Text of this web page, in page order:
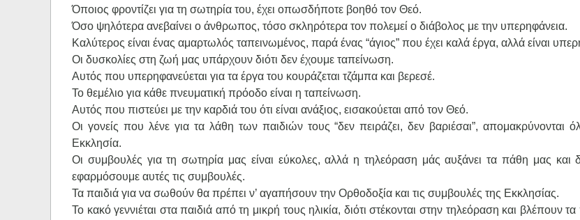
Όποιος φροντίζει για τη σωτηρία του, έχει οπωσδήποτε βοηθό τον Θεό.
Όσο ψηλότερα ανεβαίνει ο άνθρωπος, τόσο σκληρότερα τον πολεμεί ο διάβολος με την υπερηφάνεια.
Καλύτερος είναι ένας αμαρτωλός ταπεινωμένος, παρά ένας “άγιος” που έχει καλά έργα, αλλά είναι
Οι δυσκολίες στη ζωή μας υπάρχουν διότι δεν έχουμε ταπείνωση.
Αυτός που υπερηφανεύεται για τα έργα του κουράζεται τζάμπα και βερεσέ.
Το θεμέλιο για κάθε πνευματική πρόοδο είναι η ταπείνωση.
Αυτός που πιστεύει με την καρδιά του ότι είναι ανάξιος, εισακούεται από τον Θεό.
Οι γονείς που λένε για τα λάθη των παιδιών τους “δεν πειράζει, δεν βαριέσαι”, απομακρύνονται
Εκκλησία.
Οι συμβουλές για τη σωτηρία μας είναι εύκολες, αλλά η τηλεόραση μάς αυξάνει τα πάθη μας και
εφαρμόσουμε αυτές τις συμβουλές.
Τα παιδιά για να σωθούν θα πρέπει ν’ αγαπήσουν την Ορθοδοξία και τις συμβουλές της Εκκλησίας.
Το κακό γεννιέται στα παιδιά από τη μικρή τους ηλικία, διότι στέκονται στην τηλεόραση και βλέπουν